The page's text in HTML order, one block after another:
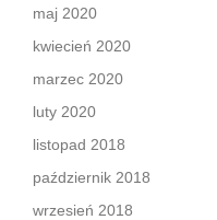
maj 2020
kwiecień 2020
marzec 2020
luty 2020
listopad 2018
październik 2018
wrzesień 2018